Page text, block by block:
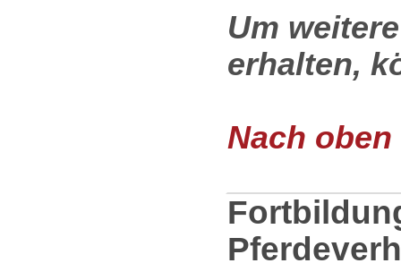
Um
erhalten,
Nach oben